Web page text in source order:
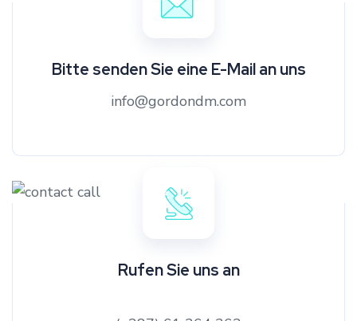
Bitte senden Sie eine E-Mail an uns
info@gordondm.com
Rufen Sie uns an